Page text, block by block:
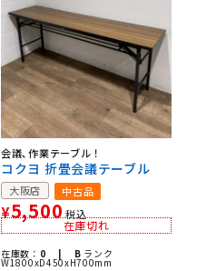
会議､作業テーブル！
コクヨ 折畳会議テーブル
大阪店 中古品
¥5,500 税込
在庫切れ
在庫数： 0 | B ランク
W1800xD450xH700mm